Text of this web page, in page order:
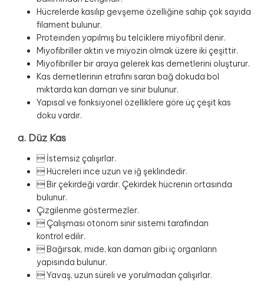
Hücrelerde kasılıp gevşeme özelliğine sahip çok sayıda
filament bulunur.
Proteinden yapılmış bu telciklere miyofibril denir.
Miyofibriller aktin ve miyozin olmak üzere iki çeşittir.
Miyofibriller bir araya gelerek kas demetlerini oluşturur.
Kas demetlerinin etrafını saran bağ dokuda bol
miktarda kan damarı ve sinir bulunur.
Yapısal ve fonksiyonel özelliklere göre üç çeşit kas
doku vardır.
a. Düz Kas
 İstemsiz çalışırlar.
 Hücreleri ince uzun ve iğ şeklindedir.
 Bir çekirdeği vardır. Çekirdek hücrenin ortasında
bulunur.
Çizgilenme göstermezler.
 Çalışması otonom sinir sistemi tarafından
kontrol edilir.
 Bağırsak, mide, kan damarı gibi iç organların
yapısında bulunur.
 Yavaş, uzun süreli ve yorulmadan çalışırlar.